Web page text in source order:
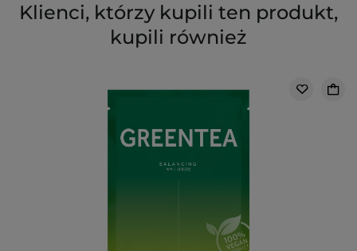
Klienci, którzy kupili ten produkt,
kupili również